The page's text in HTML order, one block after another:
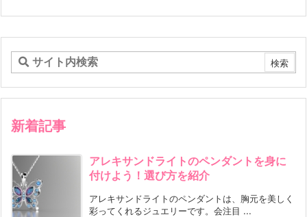
新着記事
アレキサンドライトのペンダントを身に
付けよう！選び方を紹介
アレキサンドライトのペンダントは、胸元を美しく
彩ってくれるジュエリーです。会注目 ...